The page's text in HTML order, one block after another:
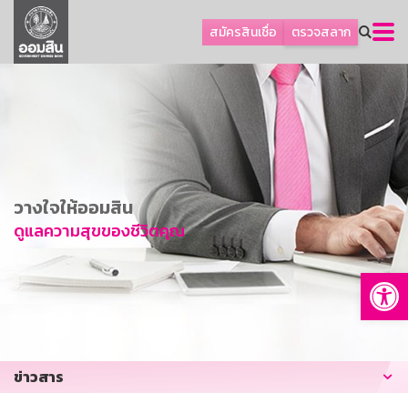
สมัครสินเชื่อ ตรวจสลาก
ลูกค้าธุรกิจ
ลูกค้าผู้ประกอบรายย่อย
การพัฒนาที่ยั่งยืน
ข่าวสาร
บริการทางการเงิน
อื่นๆ
วางใจให้ออมสิน
ดูแลความสุขของชีวิตคุณ
ข่าวสาร